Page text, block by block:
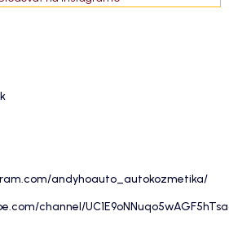
andyhoauto_autokozmetika/
channel/